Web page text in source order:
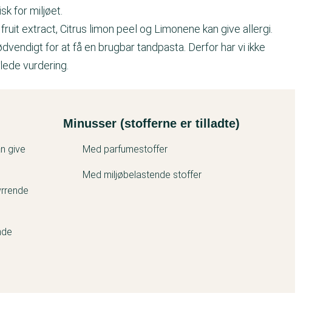
for miljøet.
extract, Citrus limon peel og Limonene kan give allergi.
for at få en brugbar tandpasta. Derfor har vi ikke
vurdering.
Minusser (stofferne er tilladte)
give
Med parfumestoffer
Med miljøbelastende stoffer